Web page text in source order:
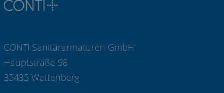
CONTI Sanitärarmaturen GmbH
Hauptstraße 98
35435 Wettenberg